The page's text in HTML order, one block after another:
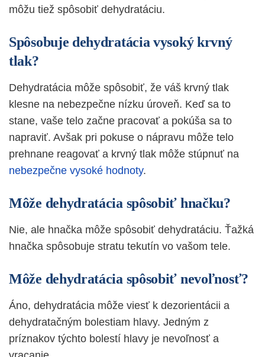
môžu tiež spôsobiť dehydratáciu.
Spôsobuje dehydratácia vysoký krvný
tlak?
Dehydratácia môže spôsobiť, že váš krvný tlak
klesne na nebezpečne nízku úroveň. Keď sa to
stane, vaše telo začne pracovať a pokúša sa to
napraviť. Avšak pri pokuse o nápravu môže telo
prehnane reagovať a krvný tlak môže stúpnuť na
nebezpečne vysoké hodnoty.
Môže dehydratácia spôsobiť hnačku?
Nie, ale hnačka môže spôsobiť dehydratáciu. Ťažká
hnačka spôsobuje stratu tekutín vo vašom tele.
Môže dehydratácia spôsobiť nevoľnosť?
Áno, dehydratácia môže viesť k dezorientácii a
dehydratačným bolestiam hlavy. Jedným z
príznakov týchto bolestí hlavy je nevoľnosť a